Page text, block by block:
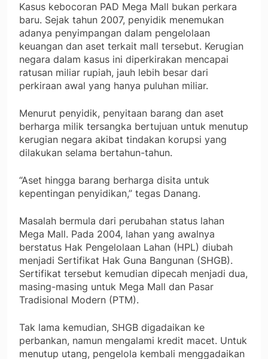
Kasus kebocoran PAD Mega Mall bukan perkara
baru. Sejak tahun 2007, penyidik menemukan
adanya penyimpangan dalam pengelolaan
keuangan dan aset terkait mall tersebut. Kerugian
negara dalam kasus ini diperkirakan mencapai
ratusan miliar rupiah, jauh lebih besar dari
perkiraan awal yang hanya puluhan miliar.
Menurut penyidik, penyitaan barang dan aset
berharga milik tersangka bertujuan untuk menutup
kerugian negara akibat tindakan korupsi yang
dilakukan selama bertahun-tahun.
“Aset hingga barang berharga disita untuk
kepentingan penyidikan,” tegas Danang.
Masalah bermula dari perubahan status lahan
Mega Mall. Pada 2004, lahan yang awalnya
berstatus Hak Pengelolaan Lahan (HPL) diubah
menjadi Sertifikat Hak Guna Bangunan (SHGB).
Sertifikat tersebut kemudian dipecah menjadi dua,
masing-masing untuk Mega Mall dan Pasar
Tradisional Modern (PTM).
Tak lama kemudian, SHGB digadaikan ke
perbankan, namun mengalami kredit macet. Untuk
menutup utang, pengelola kembali menggadaikan